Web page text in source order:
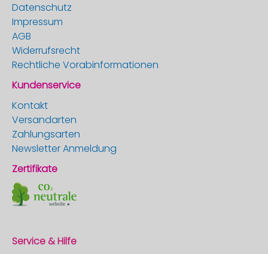
Datenschutz
Impressum
AGB
Widerrufsrecht
Rechtliche Vorabinformationen
Kundenservice
Kontakt
Versandarten
Zahlungsarten
Newsletter Anmeldung
Zertifikate
Service & Hilfe